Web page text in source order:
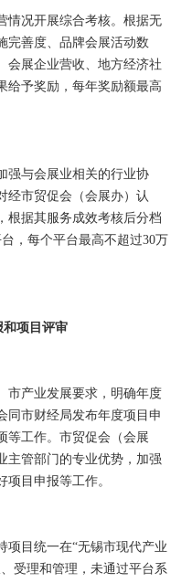
情况开展综合考核。根据无
完善度、品牌会展活动数
会展企业营收、地方经济社
给予奖励，每年奖励额最高
强与会展业相关的行业协
经市贸促会（会展办）认
根据其服务成效考核后分档
，每个平台最高不超过30万
项目评审
市产业发展要求，明确年度
同市财经局发布年度项目申
等工作。市贸促会（会展
主管部门的专业优势，加强
目申报等工作。
项目统一在“无锡市现代产业
受理和管理，未通过平台系